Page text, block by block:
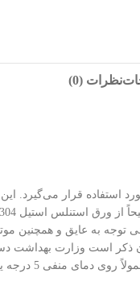
نظرات (0)
قرار می‌گیرد.
به عایق و همچنین
است وزارت بهداشت
8 درجه زیر صفر نیز تنظیم کرد.